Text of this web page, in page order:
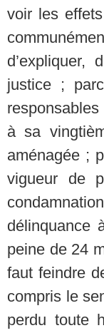
voir les
d’expliquer,
justice ;
à sa
aménagée ;
vigueur de
délinquance
peine de 24
faut feindre
compris le
perdu toute